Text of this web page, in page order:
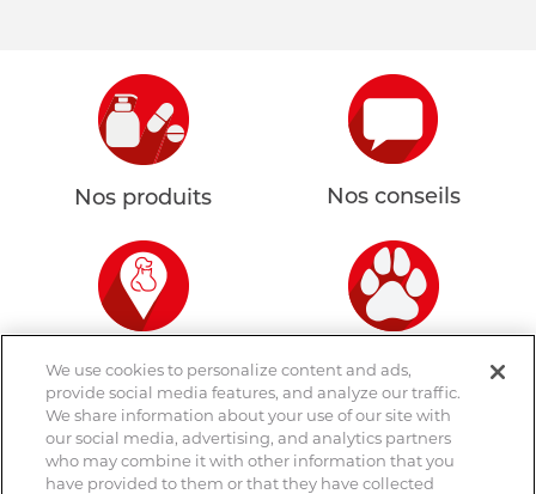
Nos produits Nos conseils
Nous trouver Votre animal
Demandez conseil à votre
pharmacien
We use cookies to personalize content and ads,
provide social media features, and analyze our traffic.
We share information about your use of our site with
our social media, advertising, and analytics partners
who may combine it with other information that you
have provided to them or that they have collected